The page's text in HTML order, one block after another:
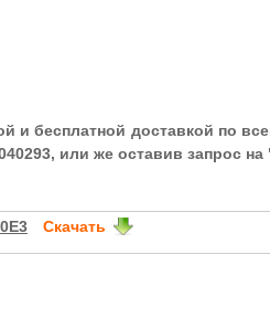
и бесплатной доставкой по
или же оставив запрос
Скачать